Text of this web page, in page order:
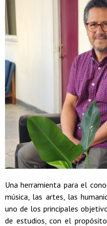
Una herramienta para el
música, las artes, las
uno de los principales
de estudios, con el